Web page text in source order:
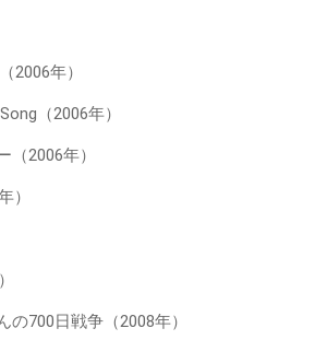
2006年）
（2006年）
（2006年）
）
の700日戦争（2008年）